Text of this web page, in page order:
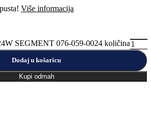
Više informacija
SEGMENT 076-059-0024 količina
Dodaj u košaricu
Kupi odmah